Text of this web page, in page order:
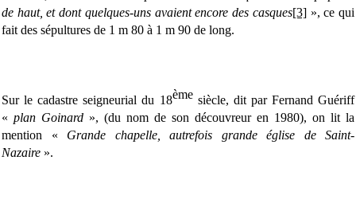
de haut, et dont quelques-uns avaient encore des casques[3]», ce qui
fait des sépultures de 1 m 80 à 1 m 90 de long.
Sur le cadastre seigneurial du 18èmesiècle, dit par Fernand Guériff
« plan Goinard », (du nom de son découvreur en 1980), on lit la
mention « Grande chapelle, autrefois grande église de Saint-
Nazaire ».